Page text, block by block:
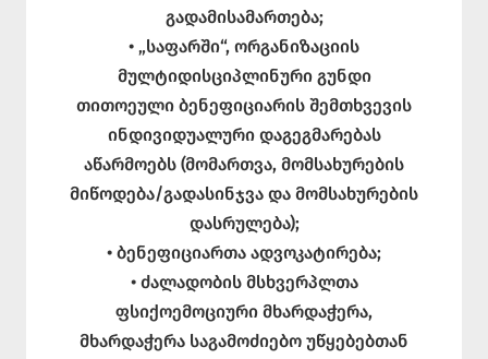
გადამისამართება;
• „საფარში“, ორგანიზაციის
მულტიდისციპლინური გუნდი
თითოეული ბენეფიციარის შემთხვევის
ინდივიდუალური დაგეგმარებას
აწარმოებს (მომართვა, მომსახურების
მიწოდება/გადასინჯვა და მომსახურების
დასრულება);
• ბენეფიციართა ადვოკატირება;
• ძალადობის მსხვერპლთა
ფსიქოემოციური მხარდაჭერა,
მხარდაჭერა საგამოძიებო უწყებებთან